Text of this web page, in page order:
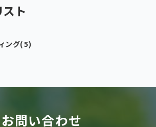
スト
ング(5)
お問い合わせ